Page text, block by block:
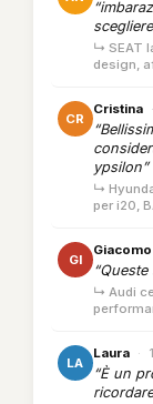
↳ SEAT
design,
CR
Cristina ·
ypsilon”
↳
per i20,
GI
Giacomo
↳ Audi
LA
Laura ·
“È un